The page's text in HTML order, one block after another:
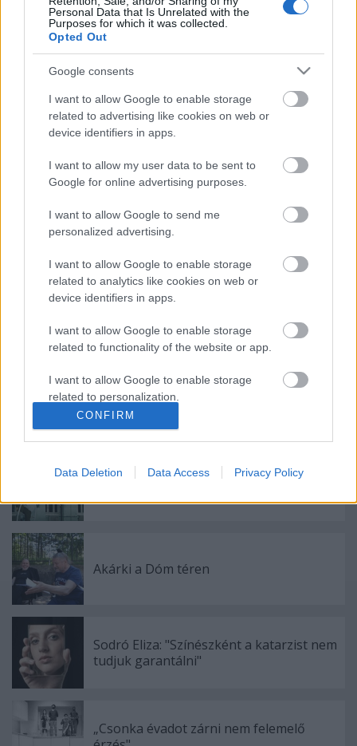
Personal Data that Is Unrelated with the
Purposes for which it was collected.
Opted Out
Google consents
I want to allow Google to enable storage
related to advertising like cookies on web or
device identifiers in apps.
I want to allow my user data to be sent to
Google for online advertising purposes.
I want to allow Google to send me
personalized advertising.
I want to allow Google to enable storage
related to analytics like cookies on web or
device identifiers in apps.
I want to allow Google to enable storage
related to functionality of the website or app.
I want to allow Google to enable storage
related to personalization.
I want to allow Google to enable storage
related to security, including authentication
functionality and fraud prevention, and other
user protection.
CONFIRM
Data Deletion Data Access Privacy Policy
Theo AngelopoulosJancsótól leste el a szüntelenül
köröző kameramozgás technikáját, de a magyar
művész a görög filmrendezővel ellentétben nem
aratott nagy sikert Nyugat-Európában, leszámítva
ég kér a néppelCannes-ban elnyert díjat. Annál
inkább rajongtak érte a filmkészítők
Lengyelországban, Csehszlovákiában és
iránti nyitottságával hazájában "a fiatal
rendezőnemzedék vezérlő csillaga" lett - emelte ki a
Forrás: MTI
Ajánlott bejegyzések:
Akárki a Dóm téren
Sodró Eliza: "Színészként a katarzist nem
tudjuk garantálni"
„Csonka évadot zárni nem felemelő